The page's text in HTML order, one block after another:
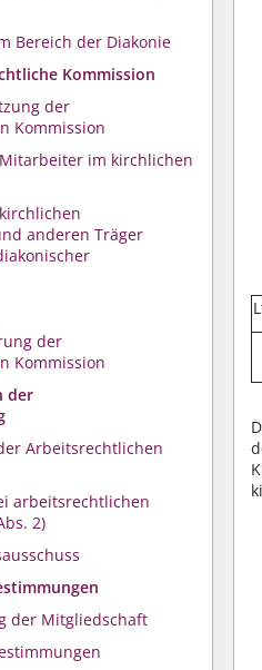
Bereich der Diakonie
Kommission
der
Kommission
im kirchlichen
anderen Träger
der
Kommission
der
Arbeitsrechtlichen
arbeitsrechtlichen
2)
der Mitgliedschaft